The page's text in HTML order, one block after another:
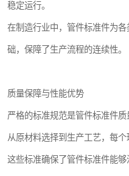
稳定运行。
在制造行业中，管件标准件为
础，保障了生产流程的连续性。
质量保障与性能优势
严格的标准规范是管件标准件质
从原材料选择到生产工艺，每个
这些标准确保了管件标准件能